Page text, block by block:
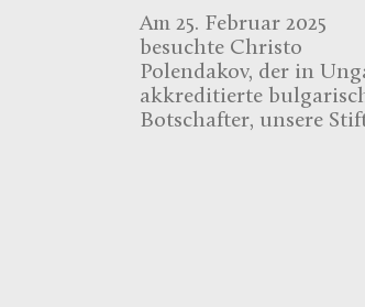
Am 25. Februar 2025
besuchte Christo
Polendakov, der in
akkreditierte
Botschafter, unsere